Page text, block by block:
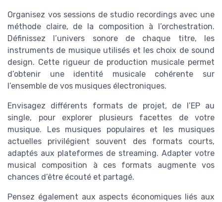
Organisez vos sessions de studio recordings avec une
méthode claire, de la composition à l’orchestration.
Définissez l’univers sonore de chaque titre, les
instruments de musique utilisés et les choix de sound
design. Cette rigueur de production musicale permet
d’obtenir une identité musicale cohérente sur
l’ensemble de vos musiques électroniques.
Envisagez différents formats de projet, de l’EP au
single, pour explorer plusieurs facettes de votre
musique. Les musiques populaires et les musiques
actuelles privilégient souvent des formats courts,
adaptés aux plateformes de streaming. Adapter votre
musical composition à ces formats augmente vos
chances d’être écouté et partagé.
Pensez également aux aspects économiques liés aux